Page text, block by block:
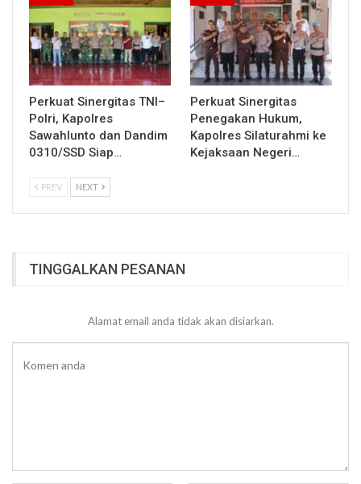
Perkuat Sinergitas TNI–
Polri, Kapolres
Sawahlunto dan Dandim
0310/SSD Siap…
Perkuat Sinergitas
Penegakan Hukum,
Kapolres Silaturahmi ke
Kejaksaan Negeri…
PREV NEXT
TINGGALKAN PESANAN
Alamat email anda tidak akan disiarkan.